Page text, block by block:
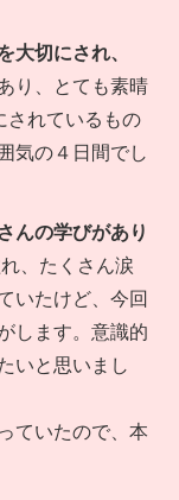
大切にされ、
り、とても素晴
されているもの
気の４日間でし
んの学びがあり
、たくさん涙
いたけど、今回
します。意識的
いと思いまし
ていたので、本